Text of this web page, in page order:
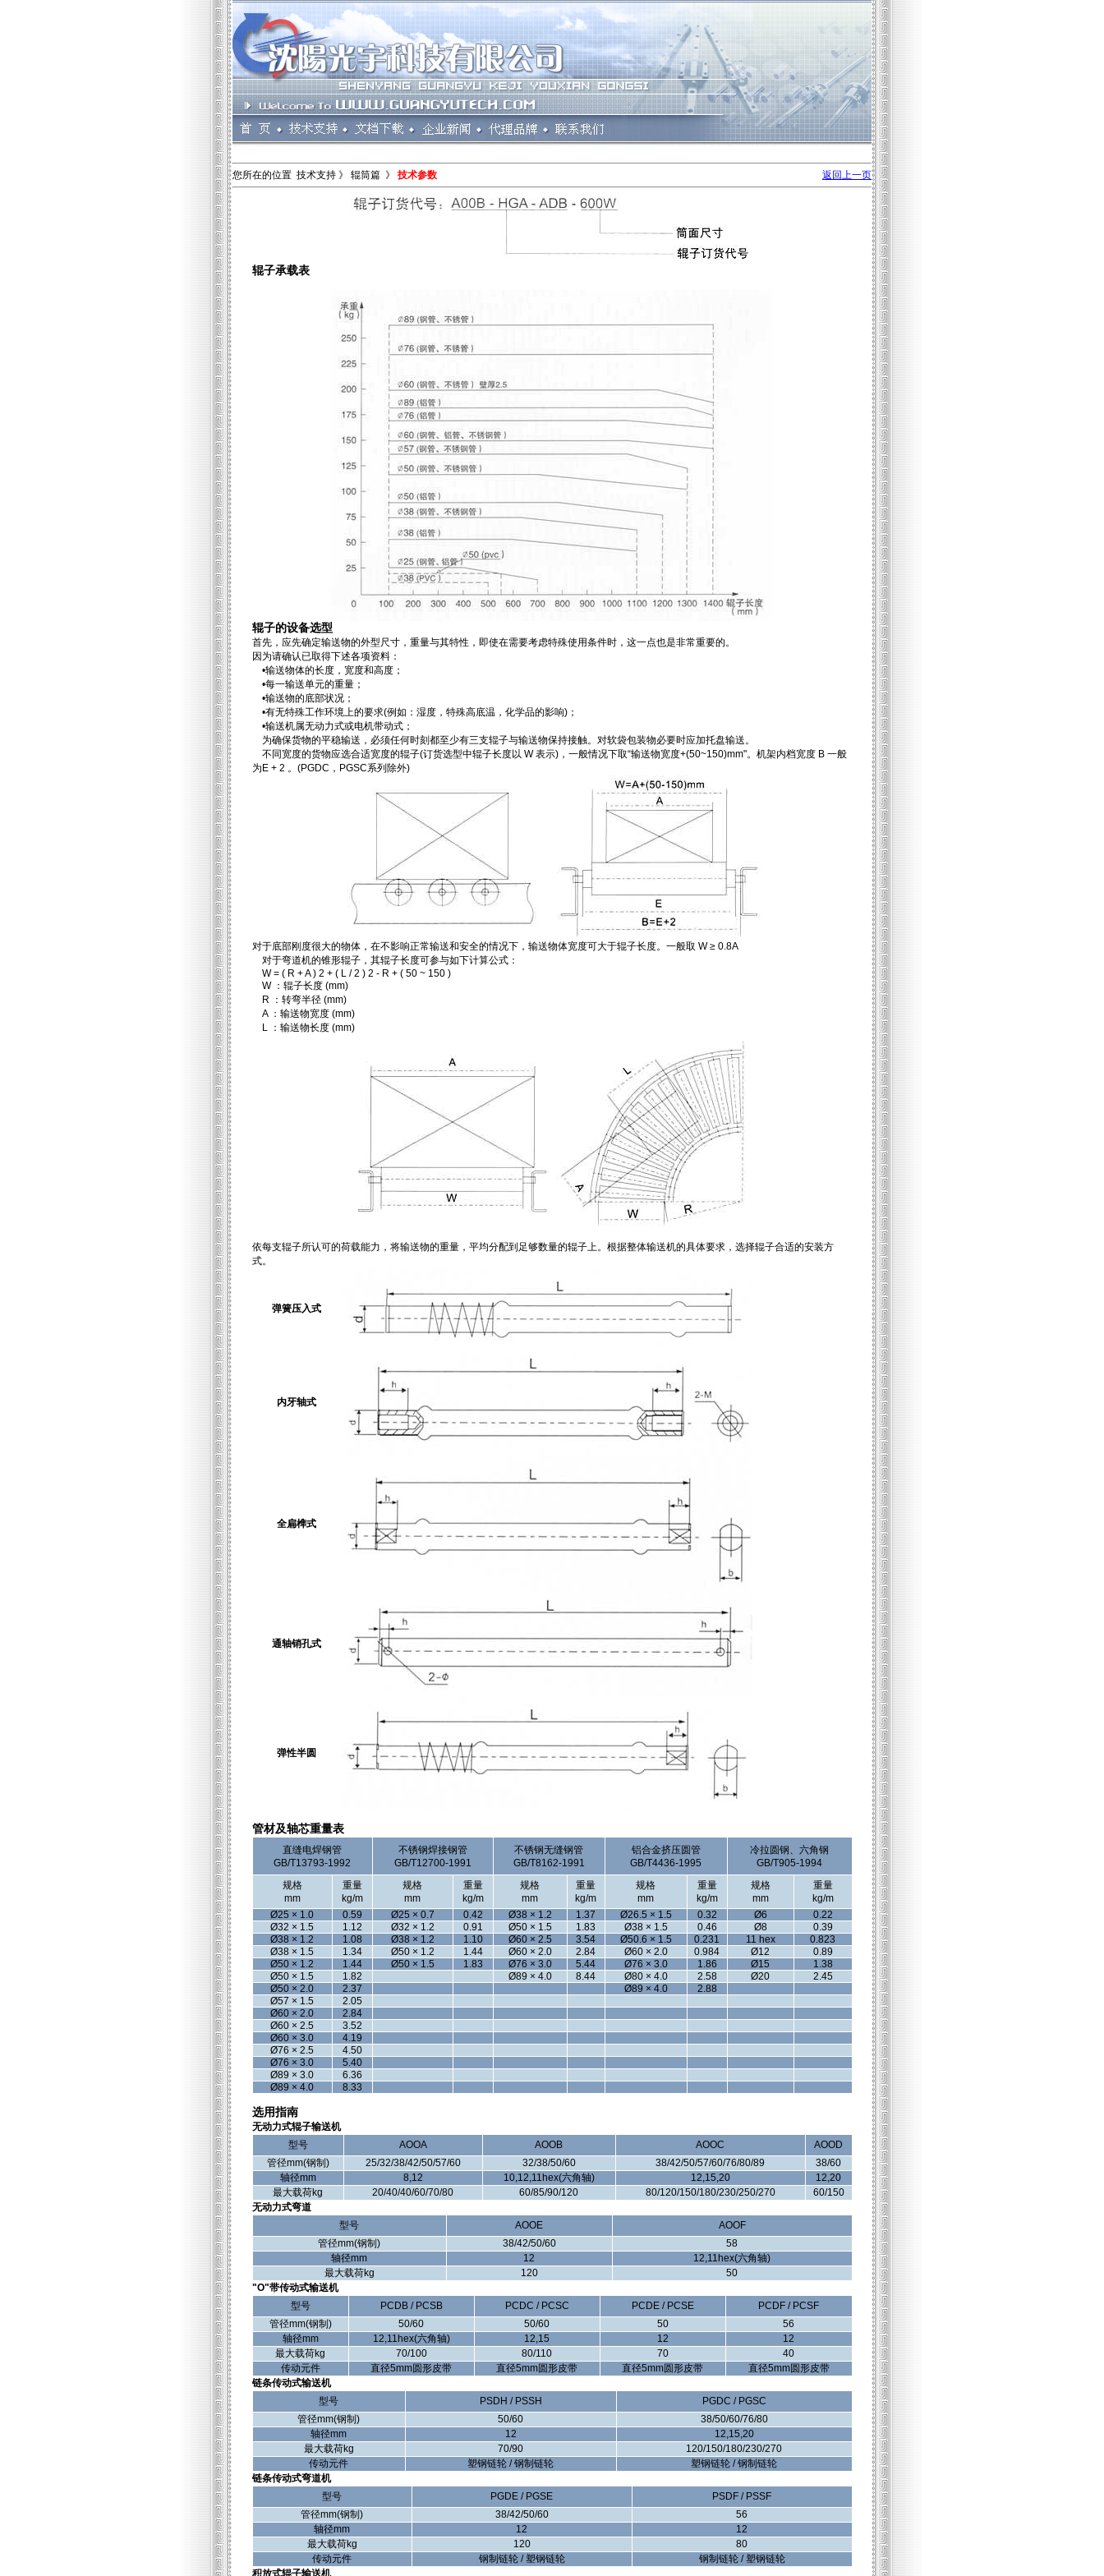
您所在的位置 技术支持 》 辊筒篇 》 技术参数 返回上一页
辊子承载表
辊子的设备选型
首先，应先确定输送物的外型尺寸，重量与其特性，即使在需要考虑特殊使用条件时，这一点也是非常重要的。
因为请确认已取得下述各项资料：
•输送物体的长度，宽度和高度；
•每一输送单元的重量；
•输送物的底部状况；
•有无特殊工作环境上的要求(例如：湿度，特殊高底温，化学品的影响)；
•输送机属无动力式或电机带动式；
为确保货物的平稳输送，必须任何时刻都至少有三支辊子与输送物保持接触。对软袋包装物必要时应加托盘输送。
不同宽度的货物应选合适宽度的辊子(订货选型中辊子长度以 W 表示)，一般情况下取“输送物宽度+(50~150)mm"。机架内档宽度 B 一般
为E + 2 。(PGDC，PGSC系列除外)
对于底部刚度很大的物体，在不影响正常输送和安全的情况下，输送物体宽度可大于辊子长度。一般取 W ≥ 0.8A
对于弯道机的锥形辊子，其辊子长度可参与如下计算公式：
W = ( R + A ) 2 + ( L / 2 ) 2 - R + ( 50 ~ 150 )
W ：辊子长度 (mm)
R ：转弯半径 (mm)
A ：输送物宽度 (mm)
L ：输送物长度 (mm)
依每支辊子所认可的荷载能力，将输送物的重量，平均分配到足够数量的辊子上。根据整体输送机的具体要求，选择辊子合适的安装方
式。
弹簧压入式
内牙轴式
全扁榫式
通轴销孔式
弹性半圆
管材及轴芯重量表
直缝电焊钢管
GB/T13793-1992
不锈钢焊接钢管
GB/T12700-1991
不锈钢无缝钢管
GB/T8162-1991
铝合金挤压圆管
GB/T4436-1995
冷拉圆钢、六角钢
GB/T905-1994
规格
mm
重量
kg/m
规格
mm
重量
kg/m
规格
mm
重量
kg/m
规格
mm
重量
kg/m
规格
mm
重量
kg/m
Ø25 × 1.0
0.59 Ø25 × 0.7 0.42 Ø38 × 1.2 1.37 Ø26.5 × 1.5 0.32 Ø6
0.22
Ø32 × 1.5
1.12 Ø32 × 1.2 0.91 Ø50 × 1.5 1.83 Ø38 × 1.5 0.46 Ø8
0.39
Ø38 × 1.2
1.08 Ø38 × 1.2 1.10 Ø60 × 2.5 3.54 Ø50.6 × 1.5 0.231 11 hex
0.823
Ø38 × 1.5
1.34 Ø50 × 1.2 1.44 Ø60 × 2.0 2.84 Ø60 × 2.0 0.984 Ø12
0.89
Ø50 × 1.2
1.44 Ø50 × 1.5 1.83 Ø76 × 3.0 5.44 Ø76 × 3.0 1.86 Ø15
1.38
Ø50 × 1.5
1.82 Ø89 × 4.0 8.44 Ø80 × 4.0 2.58 Ø20
2.45
Ø50 × 2.0
2.37 Ø89 × 4.0
2.88
Ø57 × 1.5
2.05
Ø60 × 2.0
2.84
Ø60 × 2.5
3.52
Ø60 × 3.0
4.19
Ø76 × 2.5
4.50
Ø76 × 3.0
5.40
Ø89 × 3.0
6.36
Ø89 × 4.0
8.33
选用指南
无动力式辊子输送机
型号
AOOA AOOB AOOC
AOOD
管径mm(钢制)
25/32/38/42/50/57/60 32/38/50/60 38/42/50/57/60/76/80/89
38/60
轴径mm
8,12 10,12,11hex(六角轴) 12,15,20
12,20
最大载荷kg
20/40/40/60/70/80 60/85/90/120 80/120/150/180/230/250/270
60/150
无动力式弯道
型号
AOOE
AOOF
管径mm(钢制)
38/42/50/60
58
轴径mm
12
12,11hex(六角轴)
最大载荷kg
120
50
"O"带传动式输送机
型号
PCDB / PCSB PCDC / PCSC PCDE / PCSE
PCDF / PCSF
管径mm(钢制)
50/60 50/60 50
56
轴径mm
12,11hex(六角轴) 12,15 12
12
最大载荷kg
70/100 80/110 70
40
传动元件
直径5mm圆形皮带 直径5mm圆形皮带 直径5mm圆形皮带
直径5mm圆形皮带
链条传动式输送机
型号
PSDH / PSSH
PGDC / PGSC
管径mm(钢制)
50/60
38/50/60/76/80
轴径mm
12
12,15,20
最大载荷kg
70/90
120/150/180/230/270
传动元件
塑钢链轮 / 钢制链轮
塑钢链轮 / 钢制链轮
链条传动式弯道机
型号
PGDE / PGSE
PSDF / PSSF
管径mm(钢制)
38/42/50/60
56
轴径mm
12
12
最大载荷kg
120
80
传动元件
钢制链轮 / 塑钢链轮
钢制链轮 / 塑钢链轮
积放式辊子输送机